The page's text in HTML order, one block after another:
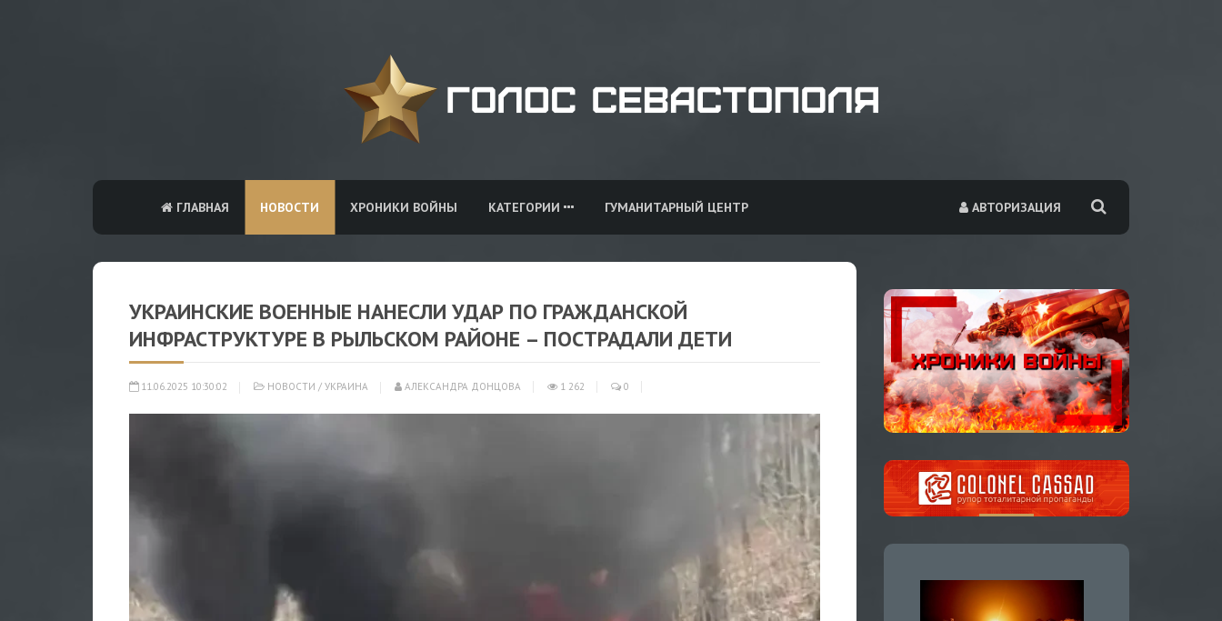
АВТОРИЗАЦИЯ
ГЛАВНАЯ НОВОСТИ ХРОНИКИ ВОЙНЫ КАТЕГОРИИ ГУМАНИТАРНЫЙ ЦЕНТР
УКРАИНСКИЕ ВОЕННЫЕ НАНЕСЛИ УДАР ПО ГРАЖДАНСКОЙ
ИНФРАСТРУКТУРЕ В РЫЛЬСКОМ РАЙОНЕ – ПОСТРАДАЛИ ДЕТИ
11.06.2025 10:30:02 НОВОСТИ / УКРАИНА АЛЕКСАНДРА ДОНЦОВА 1 262 0